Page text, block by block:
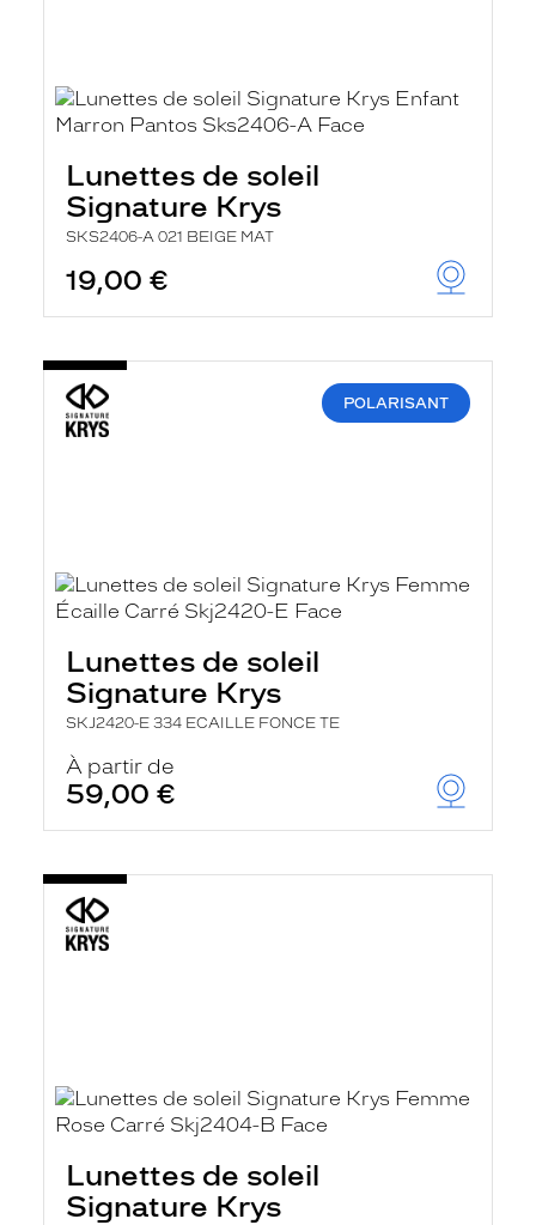
Lunettes de soleil
Signature Krys
SKS2406-A 021 BEIGE MAT
19,00 €
POLARISANT
Lunettes de soleil
Signature Krys
SKJ2420-E 334 ECAILLE FONCE TE
À partir de
59,00 €
Lunettes de soleil
Signature Krys